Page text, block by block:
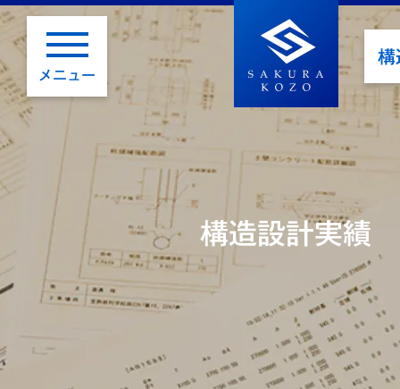
メニュー
構
構造設計実績